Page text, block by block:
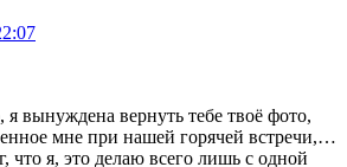
вынуждена вернуть тебе твоё фото,
мне при нашей горячей встречи,…
что я, это делаю всего лишь с одной